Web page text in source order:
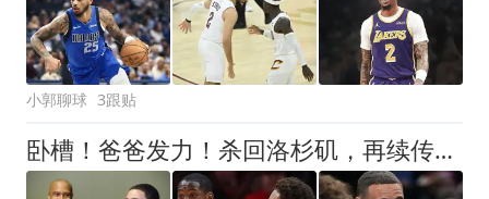
小郭聊球 3跟贴
卧槽！爸爸发力！杀回洛杉矶，再续传奇？！